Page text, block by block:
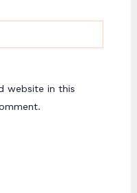
website in this